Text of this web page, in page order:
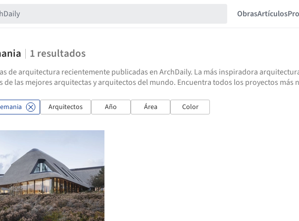
ObrasArtículos
1 resultados
de arquitectura recientemente publicadas en ArchDaily. La más inspiradora
de las mejores arquitectas y arquitectos del mundo. Encuentra todos los proyectos más
Arquitectos Año Área Color